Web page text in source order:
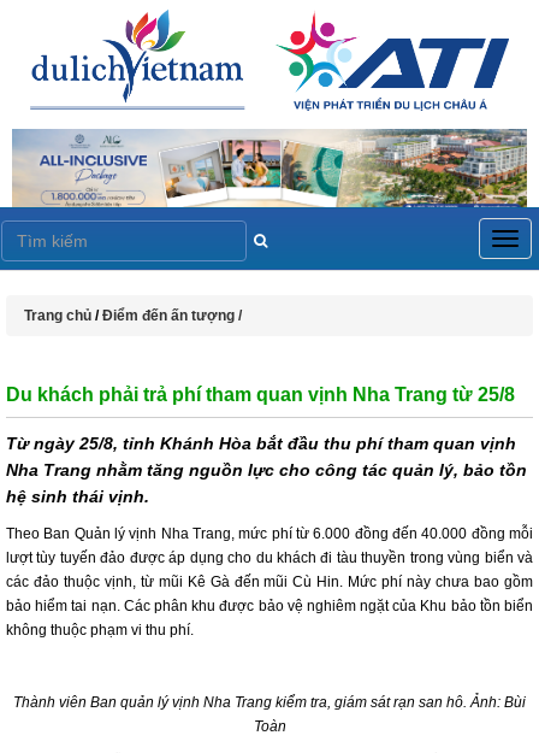
Trang chủ /Điểm đến ấn tượng /
Du khách phải trả phí tham quan vịnh Nha Trang từ 25/8
Từ ngày 25/8, tỉnh Khánh Hòa bắt đầu thu phí tham quan vịnh
Nha Trang nhằm tăng nguồn lực cho công tác quản lý, bảo tồn
hệ sinh thái vịnh.
Theo Ban Quản lý vịnh Nha Trang, mức phí từ 6.000 đồng đến 40.000 đồng mỗi
lượt tùy tuyến đảo được áp dụng cho du khách đi tàu thuyền trong vùng biển và
các đảo thuộc vịnh, từ mũi Kê Gà đến mũi Cù Hin. Mức phí này chưa bao gồm
bảo hiểm tai nạn. Các phân khu được bảo vệ nghiêm ngặt của Khu bảo tồn biển
không thuộc phạm vi thu phí.
Thành viên Ban quản lý vịnh Nha Trang kiểm tra, giám sát rạn san hô. Ảnh: Bùi
Toàn